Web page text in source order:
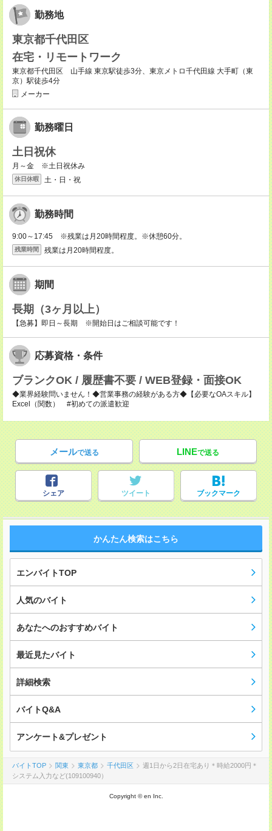
勤務地
東京都千代田区
在宅・リモートワーク
東京都千代田区 山手線 東京駅徒歩3分、東京メトロ千代田線 大手町（東
京）駅徒歩4分
メーカー
勤務曜日
土日祝休
月～金 ※土日祝休み
休日休暇 土・日・祝
勤務時間
9:00～17:45 ※残業は月20時間程度。※休憩60分。
残業時間 残業は月20時間程度。
期間
長期（3ヶ月以上）
【急募】即日～長期 ※開始日はご相談可能です！
応募資格・条件
ブランクOK / 履歴書不要 / WEB登録・面接OK
◆業界経験問いません！◆営業事務の経験がある方◆【必要なOAスキル】
Excel（関数） #初めての派遣歓迎
メールで送る LINEで送る
シェア ツイート ブックマーク
かんたん検索はこちら
エンバイトTOP
人気のバイト
あなたへのおすすめバイト
最近見たバイト
詳細検索
バイトQ&A
アンケート&プレゼント
バイトTOP 関東 東京都 千代田区
週1日から2日在宅あり＊時給2000円＊
システム入力など(109100940）
Copyright © en Inc.